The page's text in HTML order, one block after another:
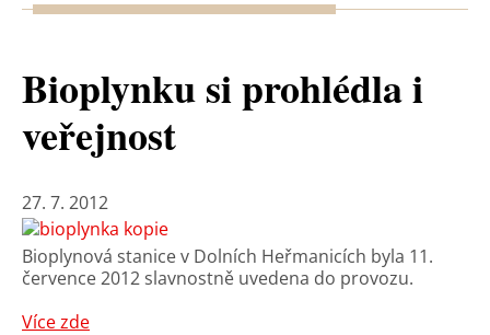
Bioplynku si prohlédla i
veřejnost
27. 7. 2012
Bioplynová stanice v Dolních Heřmanicích byla 11.
července 2012 slavnostně uvedena do provozu.
Více zde